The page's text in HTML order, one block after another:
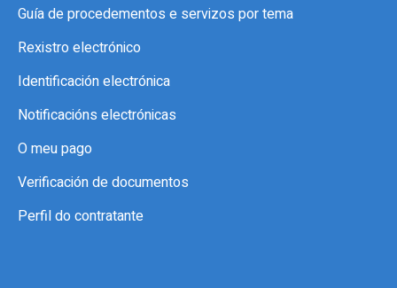
Guía de procedementos e servizos por tema
Rexistro electrónico
Identificación electrónica
Notificacións electrónicas
O meu pago
Verificación de documentos
Perfil do contratante